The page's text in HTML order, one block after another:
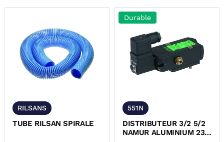
RILSANS
TUBE RILSAN SPIRALE
Durable
551N
DISTRIBUTEUR 3/2 5/2
NAMUR ALUMINIUM 230